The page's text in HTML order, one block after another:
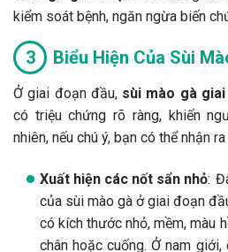
kiểm soát bệnh, ngăn ngừa biến
Biểu Hiện Của Sùi
Ở giai đoạn đầu, sùi mào gà
có triệu chứng rõ ràng, khiến
nhiên, nếu chú ý, bạn có thể nhận
Xuất hiện các nốt sẩn nhỏ:
của sùi mào gà ở giai đoạn
có kích thước nhỏ, mềm, màu
chân hoặc cuống. Ở nam